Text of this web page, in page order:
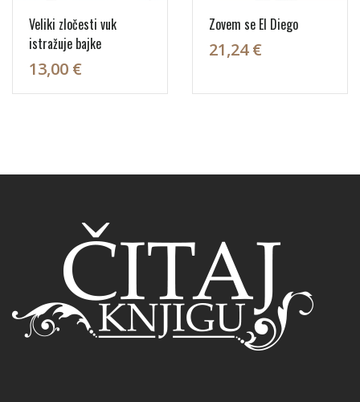
Veliki zločesti vuk
istražuje bajke
13,00 €
Zovem se El Diego
21,24 €